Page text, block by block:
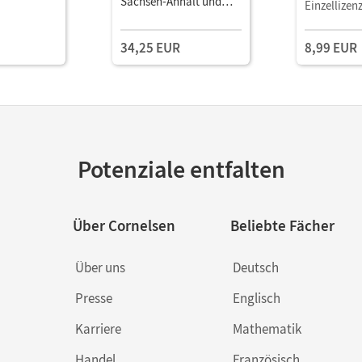
2012 · 7. Schuljahr •
Schulbuch
34,25 EUR
2012 · 7.
Schulbuch
Einzellizenz
8,99 EUR
Potenziale entfalten
Über Cornelsen
Über uns
Presse
Karriere
Beliebte Fächer
Deutsch
Englisch
Mathematik